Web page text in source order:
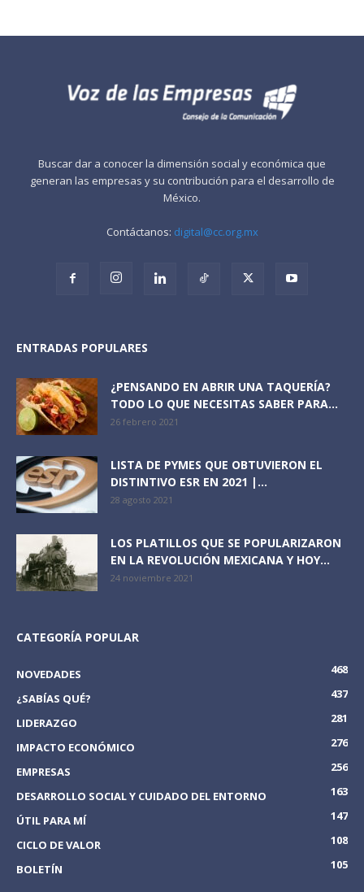
Buscar dar a conocer la dimensión social y económica que
generan las empresas y su contribución para el desarrollo de
México.
Contáctanos: digital@cc.org.mx
ENTRADAS POPULARES
¿PENSANDO EN ABRIR UNA TAQUERÍA?
TODO LO QUE NECESITAS SABER PARA...
26 febrero 2021
LISTA DE PYMES QUE OBTUVIERON EL
DISTINTIVO ESR EN 2021 |...
28 agosto 2021
LOS PLATILLOS QUE SE POPULARIZARON
EN LA REVOLUCIÓN MEXICANA Y HOY...
24 noviembre 2021
CATEGORÍA POPULAR
NOVEDADES
468
¿SABÍAS QUÉ?
437
LIDERAZGO
281
IMPACTO ECONÓMICO
276
EMPRESAS
256
DESARROLLO SOCIAL Y CUIDADO DEL ENTORNO
163
ÚTIL PARA MÍ
147
CICLO DE VALOR
108
BOLETÍN
105